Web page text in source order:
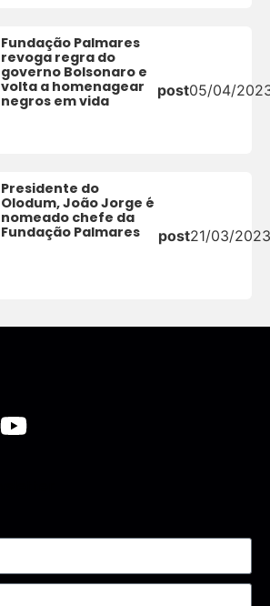
Fundação Palmares
revoga regra do
governo Bolsonaro e
volta a homenagear
negros em vida
post05/04/
Presidente do
Olodum, João Jorge é
nomeado chefe da
Fundação Palmares
post21/03/